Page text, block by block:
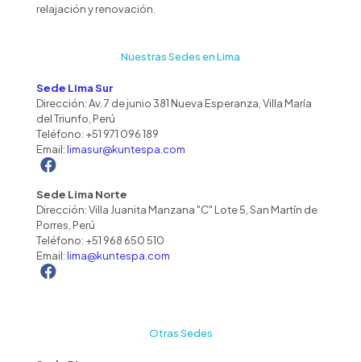
relajación y renovación.
Nuestras Sedes en Lima
Sede Lima Sur
Dirección: Av. 7 de junio 381 Nueva Esperanza, Villa María
del Triunfo, Perú
Teléfono: +51 971 096 189
Email:limasur@kuntespa.com
Sede Lima Norte
Dirección: Villa Juanita Manzana "C" Lote 5, San Martín de
Porres, Perú
Teléfono: +51 968 650 510
Email:lima@kuntespa.com
Otras Sedes